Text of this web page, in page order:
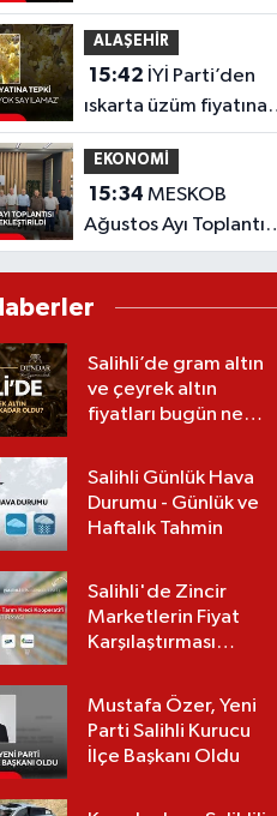
dönüldü
ALAŞEHİR
15:42
ıskarta üzüm fiyatına
tepki 'Üreticinin
emeği yok sayılamaz'
EKONOMİ
15:34 MESKOB
Ağustos Ayı Toplantısı
Salihli’de
Salihli’de gram altın
ve çeyrek altın
fiyatları bugün ne
(07.08.2026)
Salihli Günlük Hava
Durumu - Günlük ve
Haftalık Tahmin
Salihli'de Zincir
Marketlerin Fiyat
Karşılaştırması
Mustafa Özer, Yeni
Parti Salihli Kurucu
İlçe Başkanı Oldu